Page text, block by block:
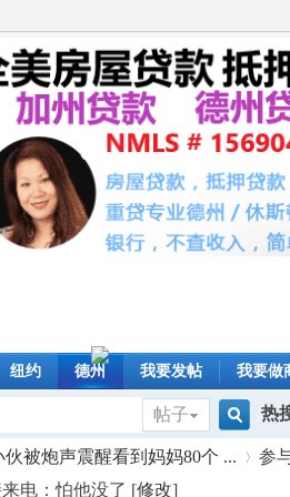
纽约 德州 我要发帖 我要做
帖子
热
伙被炮声震醒看到妈妈80个 ...
参
电：怕他没了 [修改]